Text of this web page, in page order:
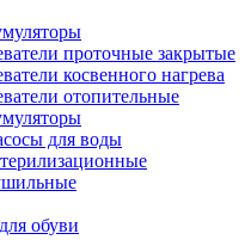
проточные закрытые
косвенного нагрева
отопительные
для воды
обуви